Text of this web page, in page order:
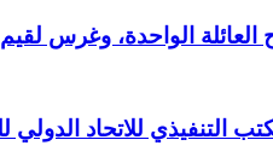
الواحدة، وغرس لقيم
التنفيذي للاتحاد